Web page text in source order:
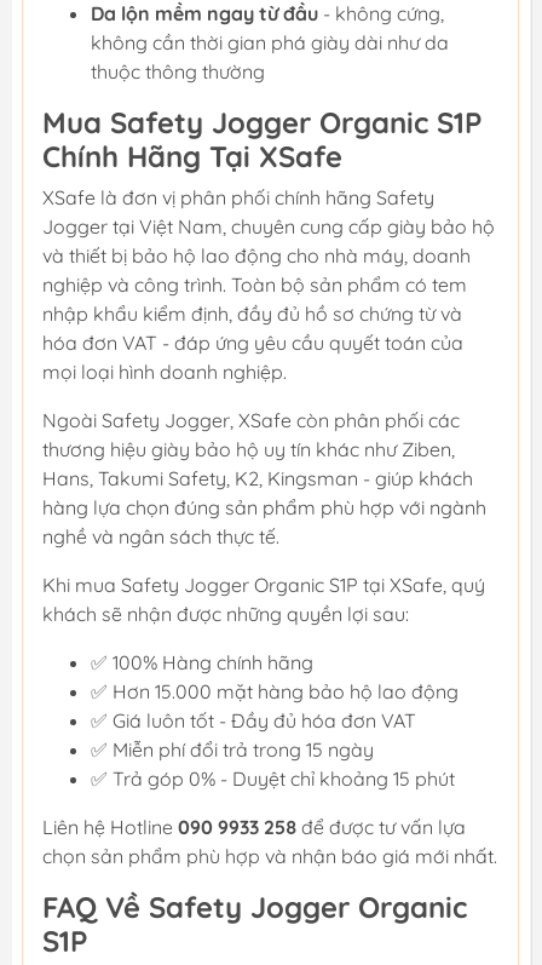
Da lộn mềm ngay từ đầu - không cứng,
không cần thời gian phá giày dài như da
thuộc thông thường
Mua Safety Jogger Organic S1P
Chính Hãng Tại XSafe
XSafe là đơn vị phân phối chính hãng Safety
Jogger tại Việt Nam, chuyên cung cấp giày bảo hộ
và thiết bị bảo hộ lao động cho nhà máy, doanh
nghiệp và công trình. Toàn bộ sản phẩm có tem
nhập khẩu kiểm định, đầy đủ hồ sơ chứng từ và
hóa đơn VAT - đáp ứng yêu cầu quyết toán của
mọi loại hình doanh nghiệp.
Ngoài Safety Jogger, XSafe còn phân phối các
thương hiệu giày bảo hộ uy tín khác như Ziben,
Hans, Takumi Safety, K2, Kingsman - giúp khách
hàng lựa chọn đúng sản phẩm phù hợp với ngành
nghề và ngân sách thực tế.
Khi mua Safety Jogger Organic S1P tại XSafe, quý
khách sẽ nhận được những quyền lợi sau:
✅ 100% Hàng chính hãng
✅ Hơn 15.000 mặt hàng bảo hộ lao động
✅ Giá luôn tốt - Đầy đủ hóa đơn VAT
✅ Miễn phí đổi trả trong 15 ngày
✅ Trả góp 0% - Duyệt chỉ khoảng 15 phút
Liên hệ Hotline 090 9933 258 để được tư vấn lựa
chọn sản phẩm phù hợp và nhận báo giá mới nhất.
FAQ Về Safety Jogger Organic
S1P